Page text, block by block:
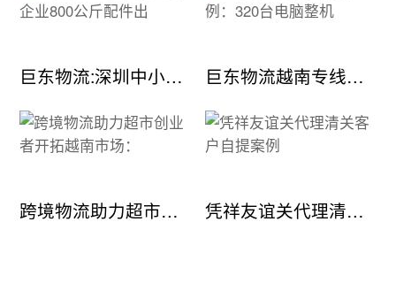
巨东物流:深圳中小电子企业800公斤配件出 巨东物流越南专线案例：320台电脑整机
跨境物流助力超市创业者开拓越南市场： 凭祥友谊关代理清关客户自提案例